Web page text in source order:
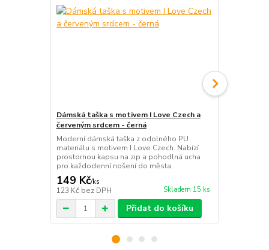
Dámská taška s motivem I Love Czech a
červeným srdcem - černá
Moderní dámská taška z odolného PU
materiálu s motivem I Love Czech. Nabízí
prostornou kapsu na zip a pohodlná ucha
pro každodenní nošení do města.
149 Kč/ks
123 Kč bez DPH Skladem 15 ks
Přidat do košíku